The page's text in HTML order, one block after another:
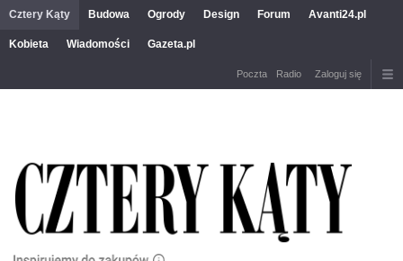
Cztery Kąty Budowa Ogrody Design Forum Avanti24.pl
Kobieta Wiadomości Gazeta.pl
Poczta Radio Zaloguj się